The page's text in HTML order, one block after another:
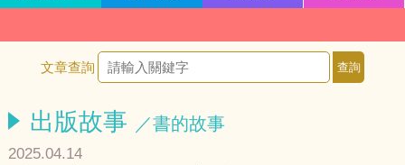
文章查詢
出版故事 ／書的故事
2025.04.14